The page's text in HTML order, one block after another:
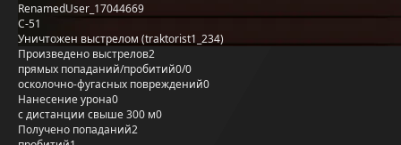
RenamedUser_17044669
С-51
Уничтожен выстрелом (traktorist1_234)
Произведено выстрелов2
прямых попаданий/пробитий0/0
осколочно-фугасных повреждений0
Нанесение урона0
с дистанции свыше 300 м0
Получено попаданий2